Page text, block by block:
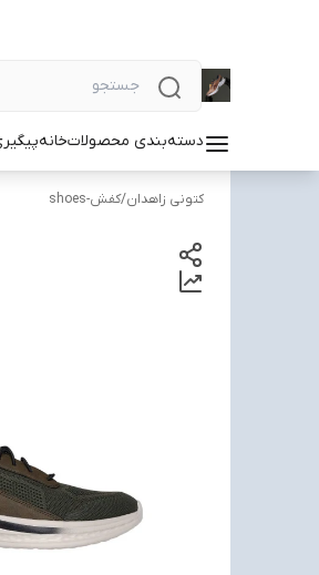
دسته‌بندی محصولاتخانه
کتونی زاهدان/کفش-shoes